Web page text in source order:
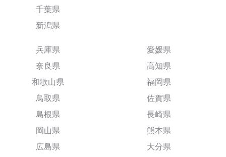
千葉県
新潟県
兵庫県
奈良県
和歌山県
鳥取県
島根県
岡山県
広島県
愛媛県
高知県
福岡県
佐賀県
長崎県
熊本県
大分県